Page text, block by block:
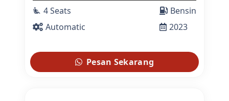
airline_seat_recline_extra 4 Seats
Automatic
Bensin
2023
Pesan Sekarang